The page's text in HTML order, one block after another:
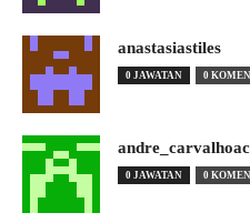
anastasiastiles
0 JAWATAN 0 KOMEN
0 JAWATAN 0 KOMEN